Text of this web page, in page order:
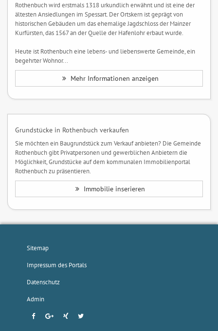
Rothenbuch wird erstmals 1318 urkundlich erwähnt und ist eine der
ältesten Ansiedlungen im Spessart. Der Ortskern ist geprägt von
historischen Gebäuden um das ehemalige Jagdschloss der Mainzer
Kurfürsten, das 1567 an der Quelle der Hafenlohr erbaut wurde.
Heute ist Rothenbuch eine lebens- und liebenswerte Gemeinde, ein
begehrter Wohnor...
Mehr Informationen anzeigen
Grundstücke in Rothenbuch verkaufen
Sie möchten ein Baugrundstück zum Verkauf anbieten? Die Gemeinde
Rothenbuch gibt Privatpersonen und gewerblichen Anbietern die
Möglichkeit, Grundstücke auf dem kommunalen Immobilienportal
Rothenbuch zu präsentieren.
Immobilie inserieren
Sitemap
Impressum des Portals
Datenschutz
Admin